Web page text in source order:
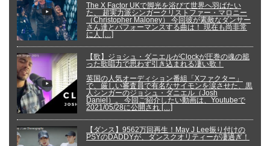
The X Factor UKで脚光を浴びて世界へ羽ばたい
た、 超実力派シンガークリストファー・マロニー
（Christopher Maloney） 今回彼が素敵なダンサー
さん達とパフォーマンスする曲は！ 現在も尚非常
に人 […]
【歌】ジョシュ・ダニエルがClockが圧巻の魂の籠
った歌唱力で思わず引き込まれる凄い歌！
英国の人気オーディション番組「Xファクター」
で、厳しい審査員で有名なサイモンを涙させた、黒
人シンガーのジョシュ・ダニエル（Josh
Daniel）。 今回ご紹介したい動画は、Youtubeで
2021/05/28に公開され […]
【ダンス】9562万回再生！May J Lee振り付けの
PSYのDADDYが、ダンスクオリティーが凄過ぎ！